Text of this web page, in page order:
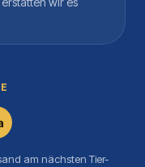
am nächsten Tier-